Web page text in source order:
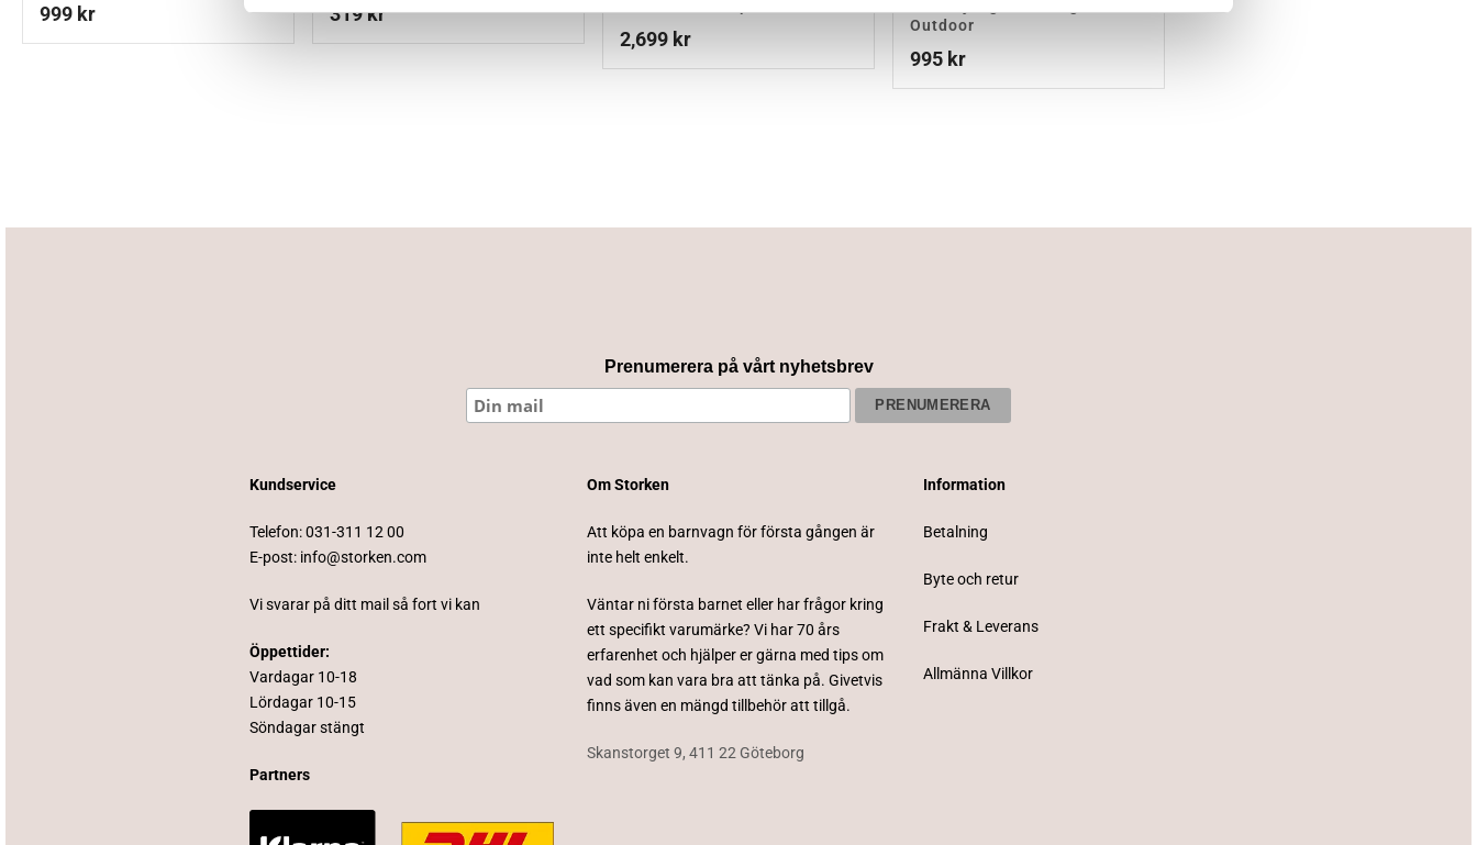
999 kr 319kr
2,699 kr
Outdoor
995 kr
Prenumerera på vårt nyhetsbrev
Kundservice
Telefon:031-311 12 00
E-post: info@storken.com
Vi svarar på ditt mail så fort vi kan
Öppettider:
Vardagar 10-18
Lördagar 10-15
Söndagar stängt
Partners
Om Storken
Att köpa en barnvagn för första gången är
inte helt enkelt.
Väntar ni första barnet eller har frågor kring
ett specifikt varumärke? Vi har 70 års
erfarenhet och hjälper er gärna med tips om
vad som kan vara bra att tänka på. Givetvis
finns även en mängd tillbehör att tillgå.
Skanstorget 9, 411 22 Göteborg
Information
Betalning
Byte och retur
Frakt & Leverans
Allmänna Villkor